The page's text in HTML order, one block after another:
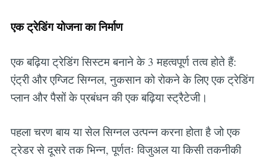
एक ट्रेडिंग योजना का निर्माण
एक बढ़िया ट्रेडिंग सिस्टम बनाने के 3 महत्वपूर्ण तत्व होते हैं:
एंट्री और एग्जिट सिग्नल, नुकसान को रोकने के लिए एक ट्रेडिंग
प्लान और पैसों के प्रबंधन की एक बढ़िया स्ट्रैटेजी।
पहला चरण बाय या सेल सिग्नल उत्पन्न करना होता है जो एक
ट्रेडर से दूसरे तक भिन्न, पूर्णतः विजुअल या किसी तकनीकी